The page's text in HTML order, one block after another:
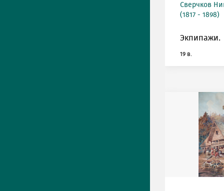
Сверчков
(1817 - 1898)
Экпипажи.
19 в.